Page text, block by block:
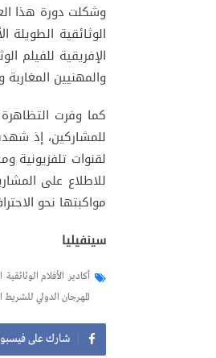
وشكلت دورة هذا
الإفريقية للفيلم
والمهنيين المغاربة
كما وفرت
لقنوات تلفزيونية
للاطلاع على
مواكبتها نحو
سينفيليا
أكادير الأفلام الوثائقية
المهرجان الدولي للشريط
شارك على